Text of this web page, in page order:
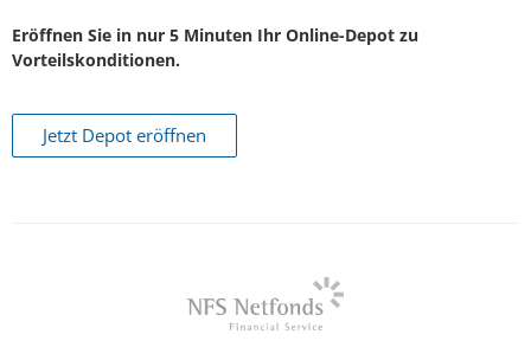
Eröffnen Sie in nur 5 Minuten Ihr Online-Depot zu
Vorteilskonditionen.
Jetzt Depot eröffnen